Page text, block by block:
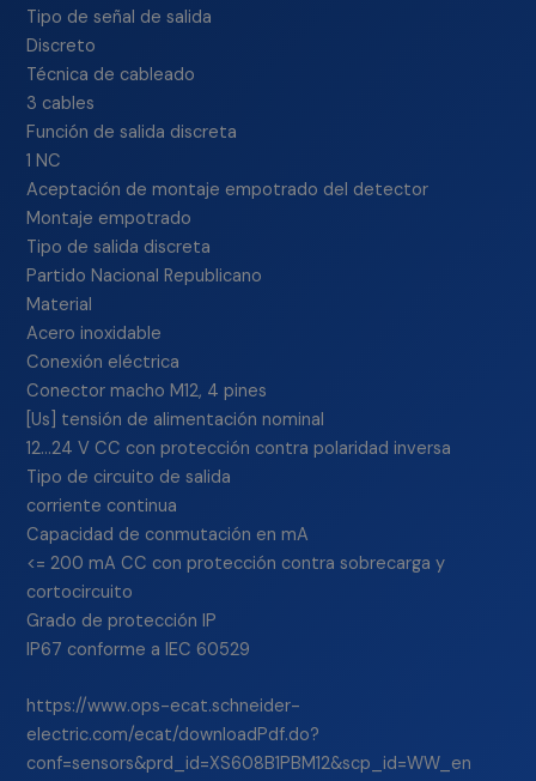
Tipo de señal de salida
Discreto
Técnica de cableado
3 cables
Función de salida discreta
1 NC
Aceptación de montaje empotrado del detector
Montaje empotrado
Tipo de salida discreta
Partido Nacional Republicano
Material
Acero inoxidable
Conexión eléctrica
Conector macho M12, 4 pines
[Us] tensión de alimentación nominal
12…24 V CC con protección contra polaridad inversa
Tipo de circuito de salida
corriente continua
Capacidad de conmutación en mA
<= 200 mA CC con protección contra sobrecarga y
cortocircuito
Grado de protección IP
IP67 conforme a IEC 60529
https://www.ops-ecat.schneider-
electric.com/ecat/downloadPdf.do?
conf=sensors&prd_id=XS608B1PBM12&scp_id=WW_en